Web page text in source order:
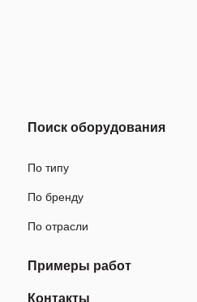
Поиск оборудования
По типу
По бренду
По отрасли
Примеры работ
Контакты